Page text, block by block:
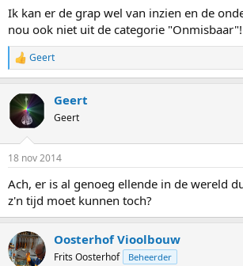
e
n
:
Ik kan er de grap wel van inzien en de
nou ook niet uit de categorie "Onmisbaar"!
W
a
r
d
e
n
e
n
:
Geert
Geert
Geert
18 nov 2014
Ach, er is al genoeg ellende in de wereld
z'n tijd moet kunnen toch?
Oosterhof Vioolbouw
Frits Oosterhof Beheerder